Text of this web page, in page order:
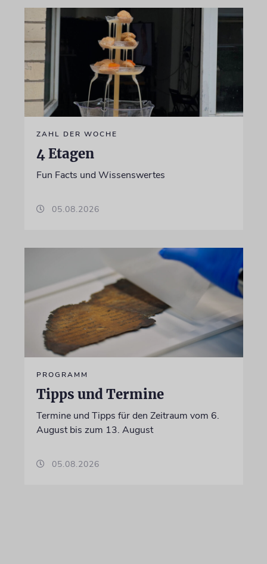
ZAHL DER WOCHE
4 Etagen
Fun Facts und Wissenswertes
05.08.2026
PROGRAMM
Tipps und Termine
Termine und Tipps für den Zeitraum vom 6.
August bis zum 13. August
05.08.2026